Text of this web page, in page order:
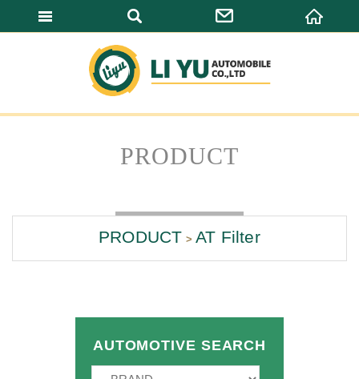
PRODUCT
PRODUCT AT Filter
AUTOMOTIVE SEARCH